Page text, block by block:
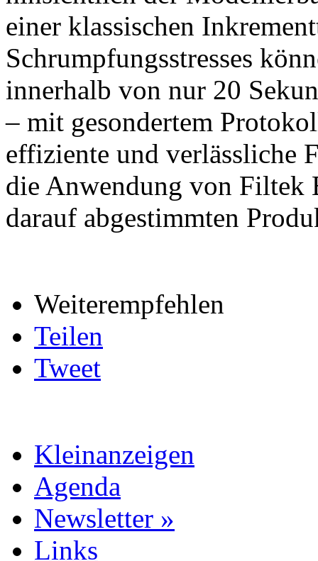
einer klassischen
Schrumpfungsstresses
innerhalb von nur 20
– mit gesondertem
effiziente und verlässliche
die Anwendung von
darauf abgestimmten
Weiterempfehlen
Teilen
Tweet
Kleinanzeigen
Agenda
Newsletter »
Links